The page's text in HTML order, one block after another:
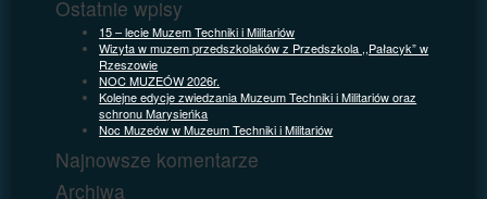
Ostatnie wpisy
15 – lecie Muzem Techniki i Militariów
Wizyta w muzem przedszkolaków z Przedszkola ,,Pałacyk” w
Rzeszowie
NOC MUZEÓW 2026r.
Kolejne edycje zwiedzania Muzeum Techniki i Militariów oraz
schronu Marysieńka
Noc Muzeów w Muzeum Techniki i Militariów
Najnowsze komentarze
Archiwa